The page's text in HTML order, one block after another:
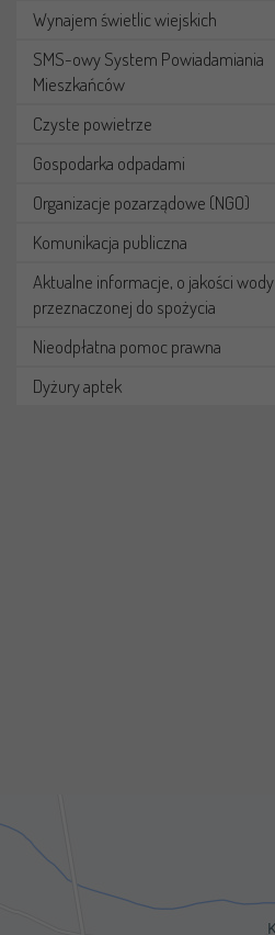
Wynajem świetlic wiejskich
SMS-owy System Powiadamiania
Mieszkańców
Czyste powietrze
Gospodarka odpadami
Organizacje pozarządowe (NGO)
Komunikacja publiczna
Aktualne informacje, o jakości wody
przeznaczonej do spożycia
Nieodpłatna pomoc prawna
Dyżury aptek